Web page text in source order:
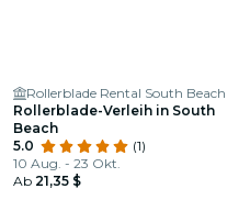
Rollerblade Rental South Beach
Rollerblade-Verleih in South
Beach
5.0
(1)
10 Aug. - 23 Okt.
Ab 21,35 $